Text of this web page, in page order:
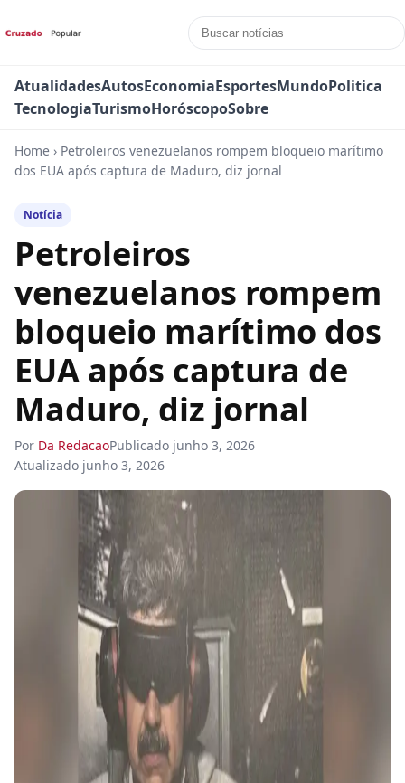
AtualidadesAutosEconomiaEsportesMundoPolitica
TecnologiaTurismoHoróscopoSobre
Home › Petroleiros venezuelanos rompem bloqueio marítimo
dos EUA após captura de Maduro, diz jornal
Notícia
Petroleiros
venezuelanos rompem
bloqueio marítimo dos
EUA após captura de
Maduro, diz jornal
Por Da RedacaoPublicado junho 3, 2026
Atualizado junho 3, 2026